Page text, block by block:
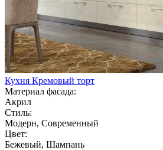
Кухня Кремовый торт
Материал фасада:
Акрил
Стиль:
Модерн, Современный
Цвет:
Бежевый, Шампань